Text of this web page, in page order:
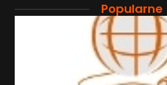
Popularne